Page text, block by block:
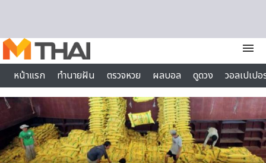
menu
หน้าแรก
ทำนายฝัน ตรวจหวย ผลบอล ดูดวง
วอลเปเป
ไลฟ์สไตล์